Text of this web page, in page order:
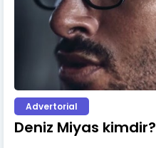
Advertorial
Deniz Miyas kimdir?